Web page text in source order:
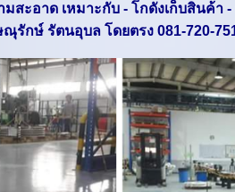
สะอาด เหมาะกับ - โกดังเก็บสินค้
กษ์ รัตนอุบล โดยตรง 081-720-